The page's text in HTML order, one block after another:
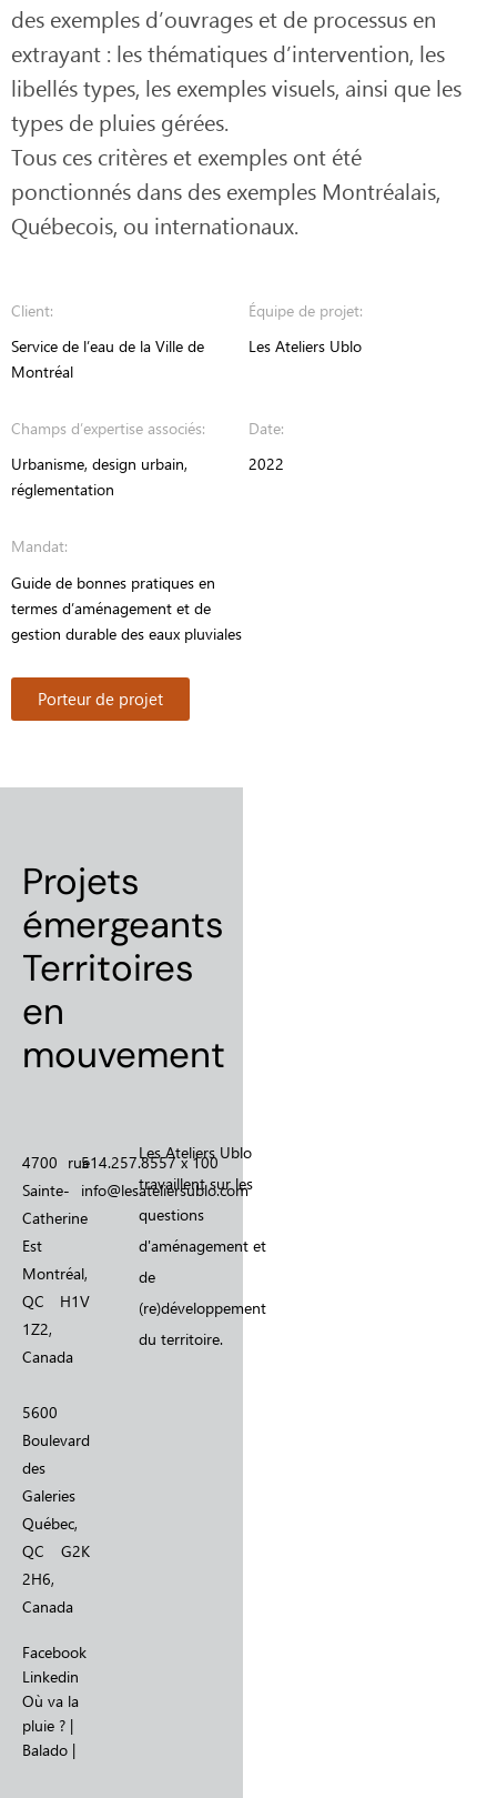
des exemples d’ouvrages et de processus en
extrayant : les thématiques d’intervention, les
libellés types, les exemples visuels, ainsi que les
types de pluies gérées.
Tous ces critères et exemples ont été
ponctionnés dans des exemples Montréalais,
Québecois, ou internationaux.
Client:
Service de l’eau de la Ville de
Montréal
Équipe de projet:
Les Ateliers Ublo
Champs d’expertise associés:
Urbanisme, design urbain,
réglementation
Date:
2022
Mandat:
Guide de bonnes pratiques en
termes d’aménagement et de
gestion durable des eaux pluviales
Porteur de projet
Projets
émergeants
Territoires
en
mouvement
4700 rue
Sainte-
Catherine
Est
Montréal,
QC H1V
1Z2,
Canada
5600
Boulevard
des
Galeries
Québec,
QC G2K
2H6,
Canada
514.257.8557 x 100
info@lesateliersublo.com
Les Ateliers Ublo
travaillent sur les
questions
d'aménagement et
de
(re)développement
du territoire.
Facebook
Linkedin
Où va la
pluie ? |
Balado |